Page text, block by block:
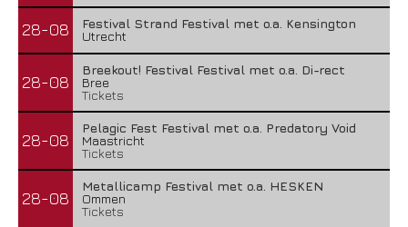
28-08
Festival Strand Festival met o.a. Kensington
Utrecht
28-08
Breekout! Festival Festival met o.a. Di-rect
Bree
Tickets
28-08
Pelagic Fest Festival met o.a. Predatory Void
Maastricht
Tickets
28-08
Metallicamp Festival met o.a. HESKEN
Ommen
Tickets